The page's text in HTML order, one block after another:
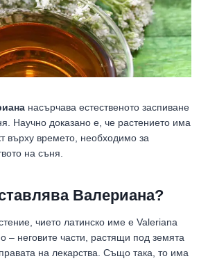
насърчава естественото заспиване
Научно доказано е, че растението има
върху времето, необходимо за
на съня.
Валериана?
чието латинско име е Valeriana
– неговите части, растящи под земята
на лекарства. Също така, то има